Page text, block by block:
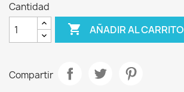
Cantidad
 AÑADIR AL CARRITO
Compartir